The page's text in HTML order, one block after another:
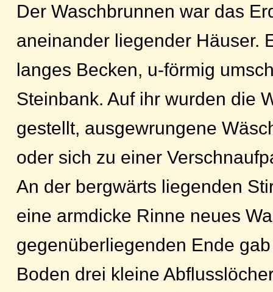
Der Waschbrunnen war das
aneinander liegender Häuser.
langes Becken, u-förmig
Steinbank. Auf ihr wurden die
gestellt, ausgewrungene
oder sich zu einer
An der bergwärts liegenden
eine armdicke Rinne neues
gegenüberliegenden Ende
Boden drei kleine